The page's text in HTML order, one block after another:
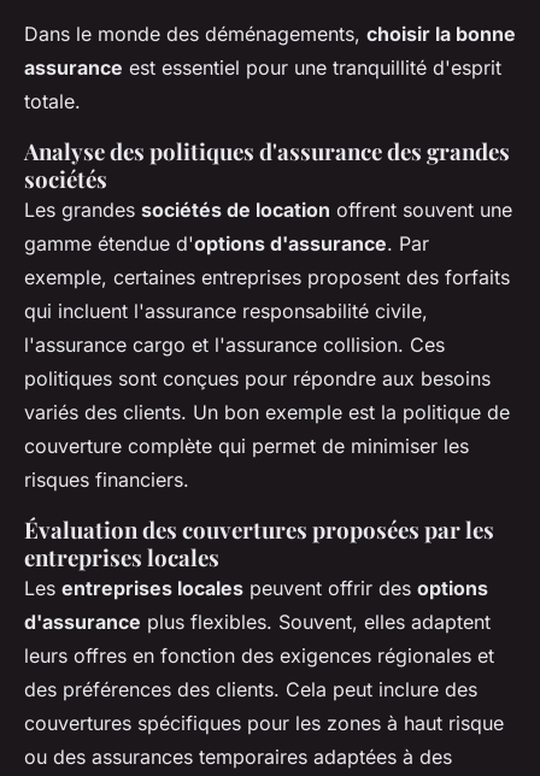
Dans le monde des déménagements, choisir la bonne
assurance est essentiel pour une tranquillité d'esprit
totale.
Analyse des politiques d'assurance des grandes
sociétés
Les grandes sociétés de location offrent souvent une
gamme étendue d'options d'assurance. Par
exemple, certaines entreprises proposent des forfaits
qui incluent l'assurance responsabilité civile,
l'assurance cargo et l'assurance collision. Ces
politiques sont conçues pour répondre aux besoins
variés des clients. Un bon exemple est la politique de
couverture complète qui permet de minimiser les
risques financiers.
Évaluation des couvertures proposées par les
entreprises locales
Les entreprises locales peuvent offrir des options
d'assurance plus flexibles. Souvent, elles adaptent
leurs offres en fonction des exigences régionales et
des préférences des clients. Cela peut inclure des
couvertures spécifiques pour les zones à haut risque
ou des assurances temporaires adaptées à des